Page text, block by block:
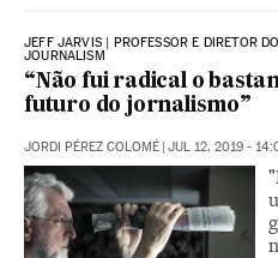
JEFF JARVIS | PROFESSOR E DIRETOR
JOURNALISM
“Não fui radical o
futuro do jornalismo”
JORDI PÉREZ COLOMÉ | JUL 12, 2019 -